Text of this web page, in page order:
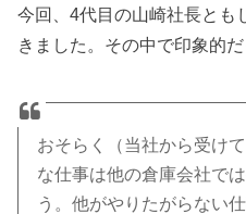
今回、4代目の山崎社長とも
きました。その中で印象的だ
おそらく（当社から受け
な仕事は他の倉庫会社で
う。他がやりたがらない